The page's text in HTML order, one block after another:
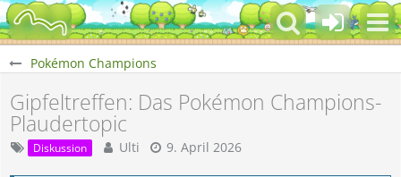
Pokémon Champions
Gipfeltreffen: Das Pokémon Champions-
Plaudertopic
Diskussion Ulti 9. April 2026